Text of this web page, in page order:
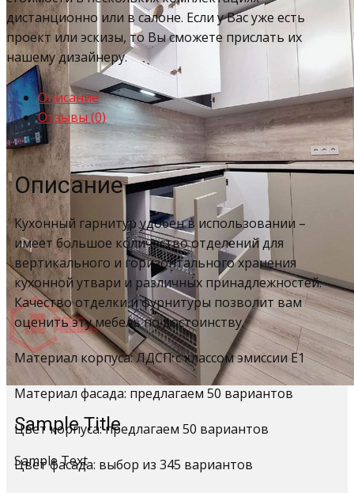
Sample Title
Sample Text
дистанционно или в салоне. Если у Вас уже есть
проект или эскизы, то Вы сможете прислать их
нашему дизайнеру.
Описание
Отзывы (0)
Описание
Кухонный гарнитур удобен в использовании –
имеет большое количество отделений для
вертикального и горизонтального хранения
кухонной утвари и различных принадлежностей.
Качество отделки и фурнитуры позволит вам
оценить эту мебель по достоинству.
Материал корпуса: ЛДСП с классом эмиссии Е1
Материал фасада: предлагаем 50 вариантов
Цвет корпуса: предлагаем 50 вариантов
Цвет фасада: выбор из 345 вариантов